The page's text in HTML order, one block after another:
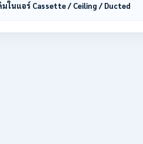
ในแอร์ Cassette / Ceiling / Ducted